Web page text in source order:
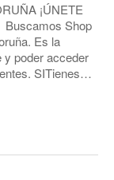
¡ÚNETE
Shop
Es la
y poder acceder
SITienes
formato de